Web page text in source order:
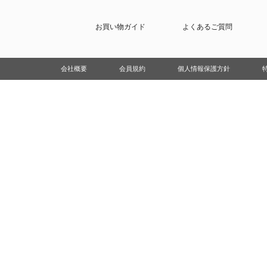
お買い物ガイド よくあるご質問
会社概要 会員規約 個人情報保護方針